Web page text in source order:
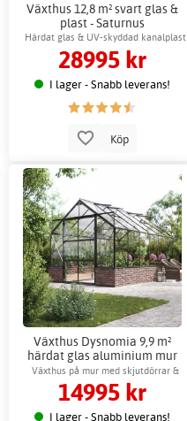
Växthus 12,8 m² svart glas &
plast - Saturnus
Härdat glas & UV-skyddad kanalplast
28995 kr
I lager - Snabb leverans!
Köp
Växthus Dysnomia 9,9 m²
härdat glas aluminium mur
Växthus på mur med skjutdörrar &
ventilation
14995 kr
I lager - Snabb leverans!